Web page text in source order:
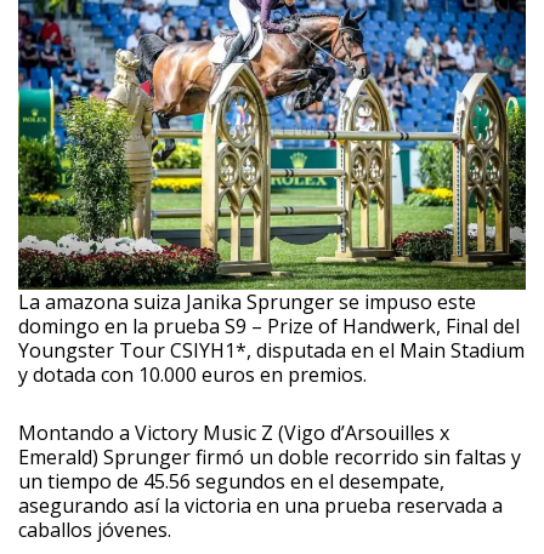
La amazona suiza Janika Sprunger se impuso este
domingo en la prueba S9 – Prize of Handwerk, Final del
Youngster Tour CSIYH1*, disputada en el Main Stadium
y dotada con 10.000 euros en premios.
Montando a Victory Music Z (Vigo d’Arsouilles x
Emerald) Sprunger firmó un doble recorrido sin faltas y
un tiempo de 45.56 segundos en el desempate,
asegurando así la victoria en una prueba reservada a
caballos jóvenes.